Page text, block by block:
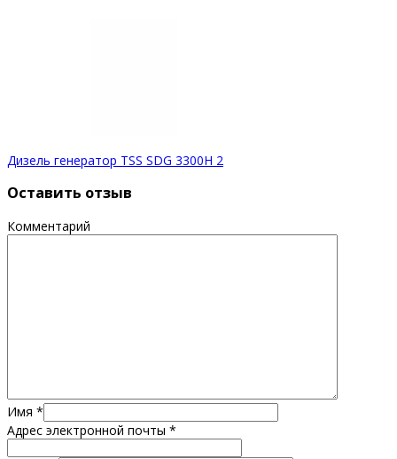
Дизель генератор TSS SDG 3300H 2
Оставить отзыв
Комментарий
Имя *
Адрес электронной почты *